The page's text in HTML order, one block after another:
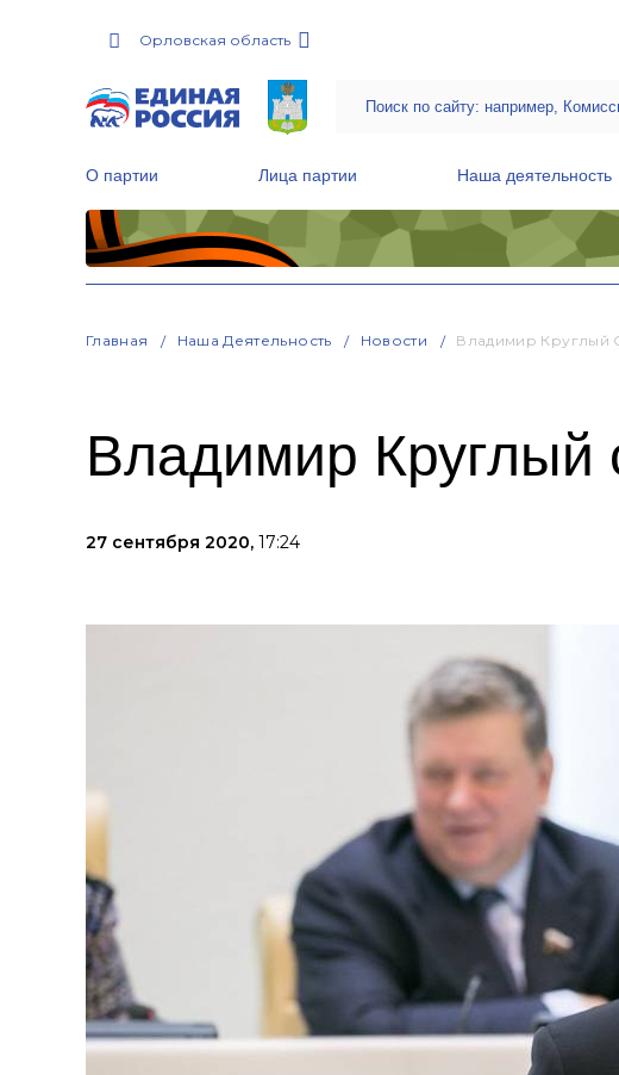
Орловская область
О партии Лица партии Наша деятельность
Главная Наша Деятельность Новости Владимир Круглый
Владимир
27 сентября 2020, 17:24